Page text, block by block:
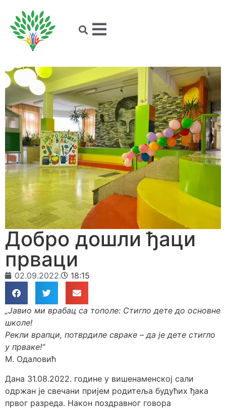
Добро дошли ђаци
прваци
02.09.2022. 18:15
„Јавио ми врабац са тополе: Стигло дете до основне
школе!
Рекли врапци, потврдиле свраке – да је дете стигло
у прваке!“
M. Oдаловић
Дана 31.08.2022. године у вишенаменској сали
одржан је свечани пријем родитеља будућих ђака
првог разреда. Након поздравног говора